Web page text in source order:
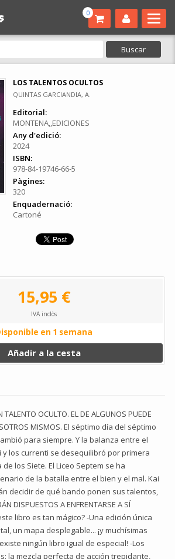
0
LOS TALENTOS OCULTOS
QUINTAS GARCIANDIA, A.
Editorial:
MONTENA,,EDICIONES
Any d'edició:
2024
ISBN:
978-84-19746-66-5
Pàgines:
320
Enquadernació:
Cartoné
15,95 €
IVA inclòs
en 1 semana
Añadir a la cesta
OCULTO. EL DE ALGUNOS PUEDE
MISMOS. El séptimo día del séptimo
para siempre. Y la balanza entre el
los currenti se desequilibró por primera
los Siete. El Liceo Septem se ha
de la batalla entre el bien y el mal. Kai
decidir de qué bando ponen sus talentos,
DISPUESTOS A ENFRENTARSE A SÍ
libro es tan mágico? -Una edición única
un mapa desplegable... ¡y muchísimas
ningún libro igual de especial! -Los
la mezcla perfecta de acción trepidante,